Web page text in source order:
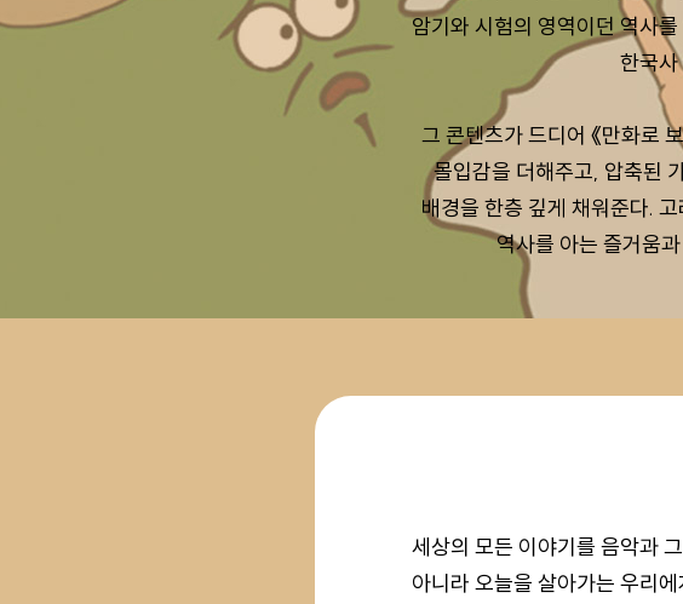
암기와 시험의 영역이던 역사를
한국
그 콘텐츠가 드디어 《만화로
몰입감을 더해주고, 압축된
배경을 한층 깊게 채워준다.
역사를 아는 즐거움
세상의 모든 이야기를 음악과
아니라 오늘을 살아가는 우리